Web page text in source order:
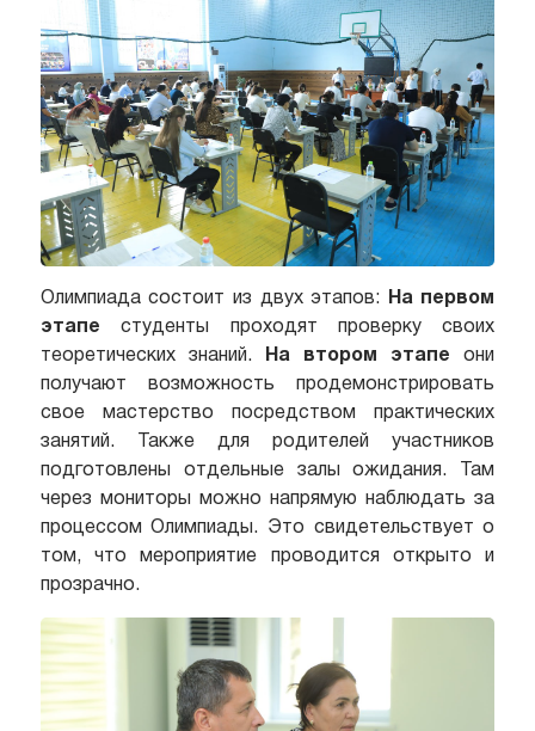
Олимпиада состоит из двух этапов:
На первом
этапе студенты проходят проверку своих
теоретических знаний.
На втором этапе они
получают возможность продемонстрировать
свое мастерство посредством практических
занятий. Также для родителей участников
подготовлены отдельные залы ожидания. Там
через мониторы можно напрямую наблюдать за
процессом Олимпиады. Это свидетельствует о
том, что мероприятие проводится открыто и
прозрачно.